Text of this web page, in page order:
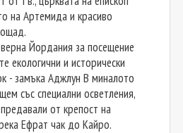
на Артемида и красиво
Йордания за посещение
екологични и исторически
- замъка Аджлун В миналото
със специални осветления,
от крепост на
Ефрат чак до Кайро.